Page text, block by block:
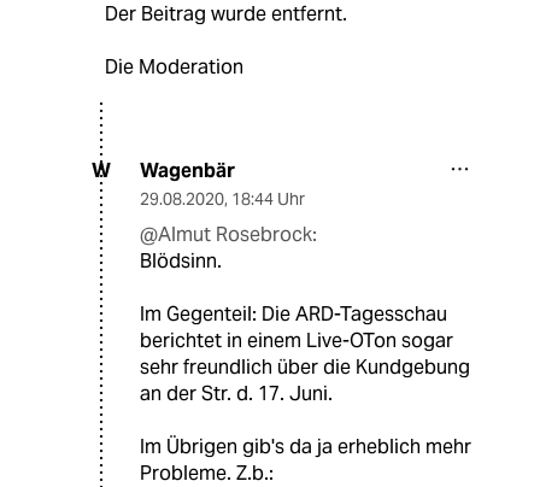
Der Beitrag wurde entfernt.
Die Moderation
W Wagenbär
29.08.2020, 18:44 Uhr
@Almut Rosebrock:
Blödsinn.
Im Gegenteil: Die ARD-Tagesschau
berichtet in einem Live-OTon sogar
sehr freundlich über die Kundgebung
an der Str. d. 17. Juni.
Im Übrigen gib's da ja erheblich mehr
Probleme. Z.b.: